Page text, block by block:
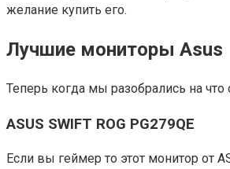
желание купить его.
Лучшие мониторы Asus
Теперь когда мы разобрались на
ASUS SWIFT ROG PG279QE
Если вы геймер то этот монитор от